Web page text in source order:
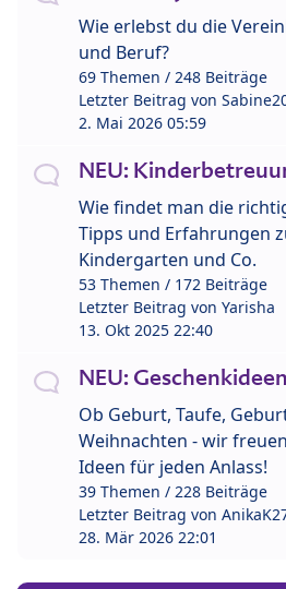
Wie erlebst du die
und Beruf?
69 Themen / 248 Beiträge
Letzter Beitrag von
2. Mai 2026 05:59
NEU:
Wie findet man die
Tipps und Erfahrungen
Kindergarten und Co.
53 Themen / 172 Beiträge
Letzter Beitrag von Yarisha
13. Okt 2025 22:40
NEU: Geschenkideen
Ob Geburt, Taufe,
Weihnachten - wir
Ideen für jeden Anlass!
39 Themen / 228 Beiträge
Letzter Beitrag von
28. Mär 2026 22:01